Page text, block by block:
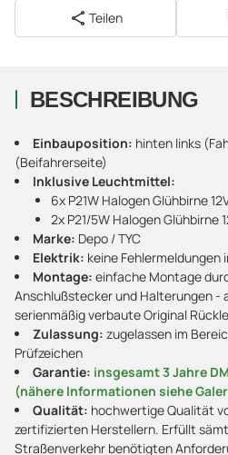
Teilen
BESCHREIBUNG
Einbauposition: hinten links
(Beifahrerseite)
Inklusive Leuchtmittel:
6x P21W Halogen Glühbirne
2x P21/5W Halogen Glühbirne
Marke: Depo / TYC
Elektrik: keine Fehlermeldungen
Montage: einfache Montage
Anschlußstecker und Halterungen -
serienmäßig verbaute Original
Zulassung: zugelassen im
Prüfzeichen
Garantie: insgesamt 3 Jahre
(nähere Informationen siehe
Qualität: hochwertige Qualität
zertifizierten Herstellern. Erfüllt
Straßenverkehr benötigten